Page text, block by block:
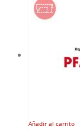
Añadir al carrito